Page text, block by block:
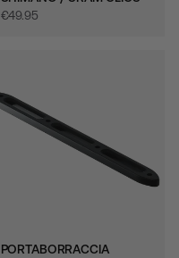
€‎49.95
PORTABORRACCIA